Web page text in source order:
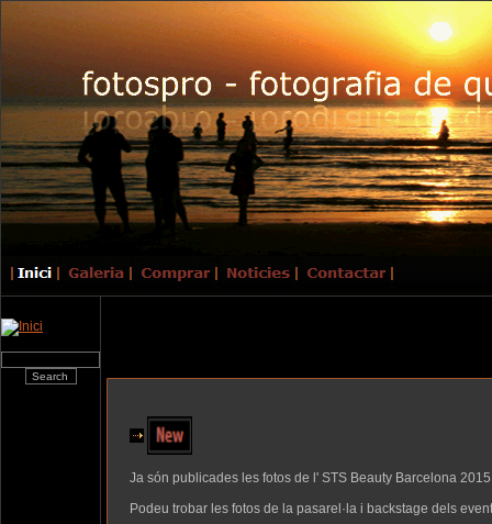
Ja són publicades les fotos de l' STS Beauty Barcelona
Podeu trobar les fotos de la pasarel·la i backstage dels